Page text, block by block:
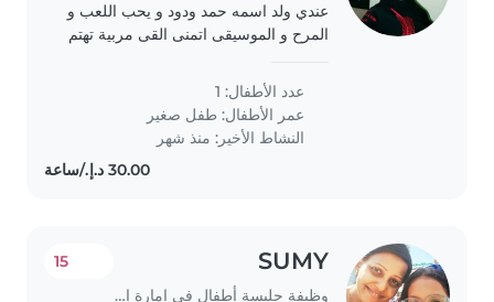
عندي ولد اسمه حمد ودود و يحب اللعب و
المرح و الموسيقى اتمنى القى مربية تهتم
عدد الأطفال: 1
عمر الأطفال: طفل صغير
النشاط الأخير: منذ شهر
SUMY
وظيفة جليسة أطفال في إمارة الشارقة
15